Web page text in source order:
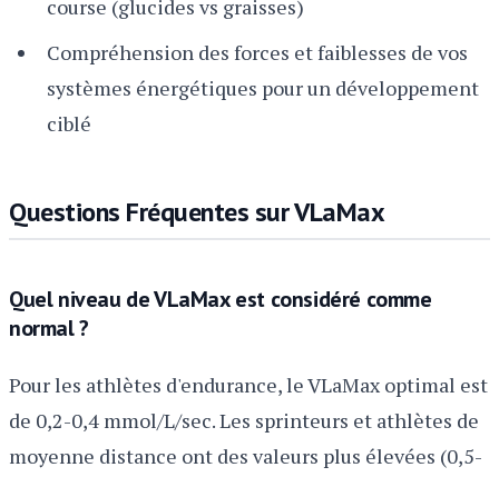
course (glucides vs graisses)
Compréhension des forces et faiblesses de vos
systèmes énergétiques pour un développement
ciblé
Questions Fréquentes sur VLaMax
Quel niveau de VLaMax est considéré comme
normal ?
Pour les athlètes d'endurance, le VLaMax optimal est
de 0,2-0,4 mmol/L/sec. Les sprinteurs et athlètes de
moyenne distance ont des valeurs plus élevées (0,5-